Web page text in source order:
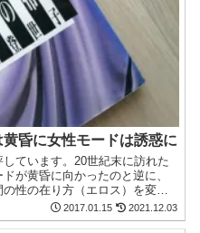
昏に女性モードは誘惑に
ています。20世紀末に訪れた
が黄昏に向かったのと逆に、
性の在り方（エロス）を変容
形（表象）から捉えて、エロス
2017.01.15 2021.12.03